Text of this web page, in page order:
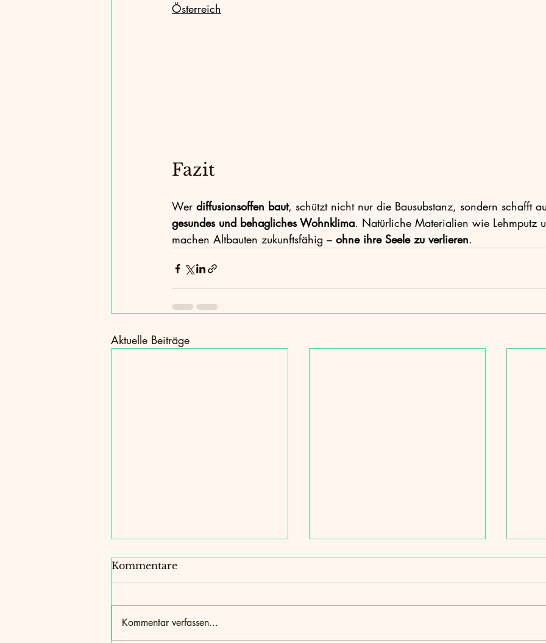
Österreich
Fazit
Wer diffusionsoffen baut, schützt nicht nur die Bausubstanz, sondern schafft
gesundes und behagliches Wohnklima. Natürliche Materialien wie Lehmputz
machen Altbauten zukunftsfähig – ohne ihre Seele zu verlieren.
Aktuelle Beiträge
Kommentare
Kommentar verfassen...